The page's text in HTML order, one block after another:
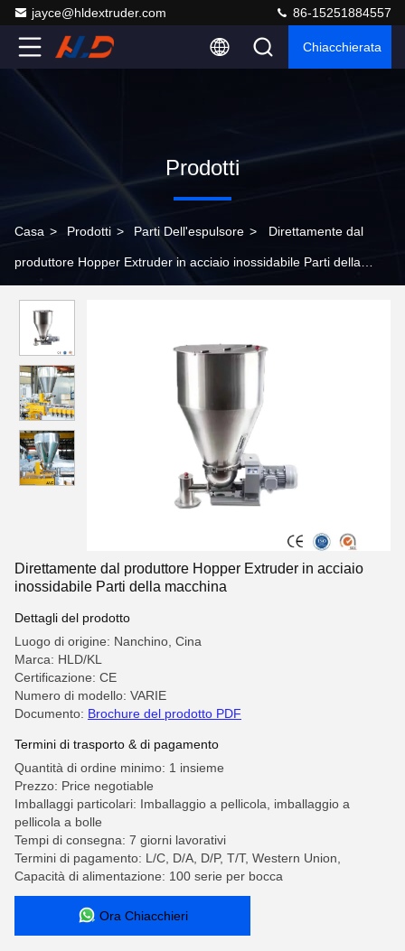
jayce@hldextruder.com 86-15251884557
Chiacchierata
Prodotti
Casa > Prodotti > Parti Dell'espulsore > Direttamente dal
produttore Hopper Extruder in acciaio inossidabile Parti della
Direttamente dal produttore Hopper Extruder in acciaio
inossidabile Parti della macchina
Dettagli del prodotto
Luogo di origine: Nanchino, Cina
Marca: HLD/KL
Certificazione: CE
Numero di modello: VARIE
Documento: Brochure del prodotto PDF
Termini di trasporto & di pagamento
Quantità di ordine minimo: 1 insieme
Prezzo: Price negotiable
Imballaggi particolari: Imballaggio a pellicola, imballaggio a
pellicola a bolle
Tempi di consegna: 7 giorni lavorativi
Termini di pagamento: L/C, D/A, D/P, T/T, Western Union,
Capacità di alimentazione: 100 serie per bocca
Ora Chiacchieri